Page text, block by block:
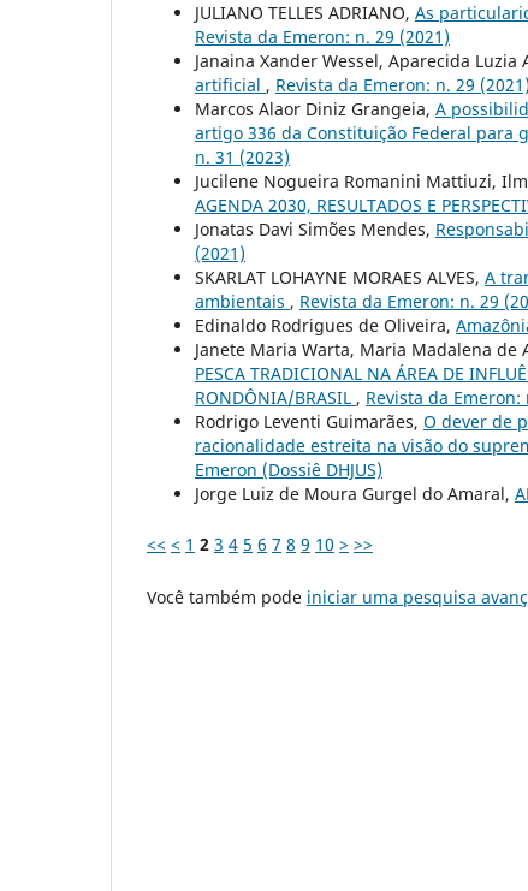
JULIANO TELLES ADRIANO, As
Revista da Emeron: n. 29 (2021)
Janaina Xander Wessel, Aparecida Luzia
artificial , Revista da Emeron: n. 29 (2021)
Marcos Alaor Diniz Grangeia, A
artigo 336 da Constituição Federal
n. 31 (2023)
Jucilene Nogueira Romanini Mattiuzi,
AGENDA 2030, RESULTADOS E
Jonatas Davi Simões Mendes,
(2021)
SKARLAT LOHAYNE MORAES ALVES, A
ambientais , Revista da Emeron: n. 29
Edinaldo Rodrigues de Oliveira,
Janete Maria Warta, Maria Madalena de
PESCA TRADICIONAL NA ÁREA DE
RONDÔNIA/BRASIL , Revista da Emeron:
Rodrigo Leventi Guimarães, O dever de
racionalidade estreita na visão do
Emeron (Dossiê DHJUS)
Jorge Luiz de Moura Gurgel do Amaral,
<< < 1 2 3 4 5 6 7 8 9 10 > >>
Você também pode iniciar uma pesquisa